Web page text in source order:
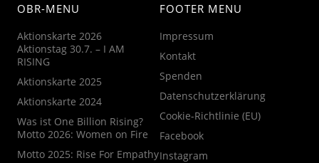
OBR-MENU
Aktionskarte 2026
Aktionstag 30.7. – I AM
RISING
Aktionskarte 2025
Aktionskarte 2024
Was ist One Billion Rising?
Motto 2026: Women on Fire
Motto 2025: Rise For Empathy
FOOTER MENU
Impressum
Kontakt
Spenden
Datenschutzerklärung
Cookie-Richtlinie (EU)
Facebook
Instagram